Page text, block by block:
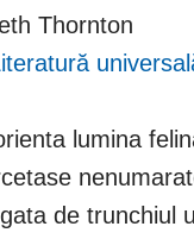
Thornton
lumina
de trunchiul